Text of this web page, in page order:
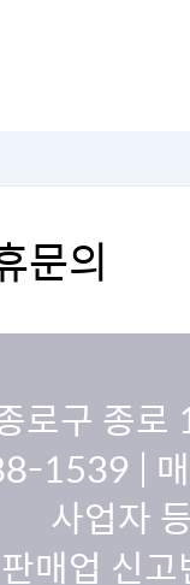
문의
로구 종
1539 |
사업자
매업 신